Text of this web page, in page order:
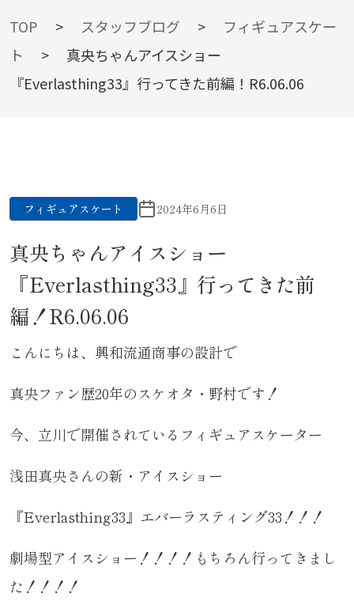
BLOG
スタッフブログ
TOP > スタッフブログ >
フィギュアスケー
ト
>
真央ちゃんアイスショー
『Everlasthing33』行ってきた前編！R6.06.06
フィギュアスケート 2024年6月6日
真央ちゃんアイスショー
『Everlasthing33』行ってきた前
編！R6.06.06
こんにちは、興和流通商事の設計で
真央ファン歴20年のスケオタ・野村です！
今、立川で開催されているフィギュアスケーター
浅田真央さんの新・アイスショー
『Everlasthing33』エバーラスティング33！！！
劇場型アイスショー！！！！もちろん行ってきまし
た！！！！